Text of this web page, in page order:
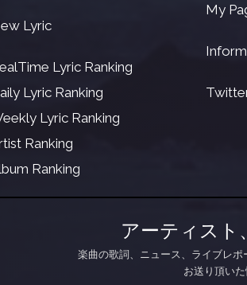
Lyric
Lyric Ranking
Lyric Ranking
Lyric Ranking
Ranking
Ranking
My
アーティスト
楽曲の歌詞、ニュース、ライブレ
お送り頂いた